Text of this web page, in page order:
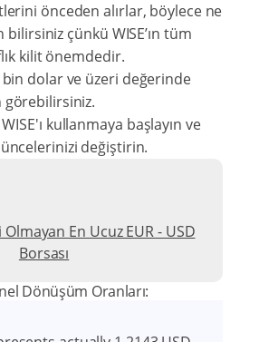
önceden alırlar, böylece ne
çünkü WISE’ın tüm
kilit önemdedir.
dolar ve üzeri değerinde
kullanmaya başlayın ve
değiştirin.
En Ucuz EUR - USD
Borsası
Dönüşüm Oranları: